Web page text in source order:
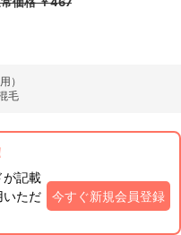
）
毛
が記載
いただ
今すぐ新規会員登録